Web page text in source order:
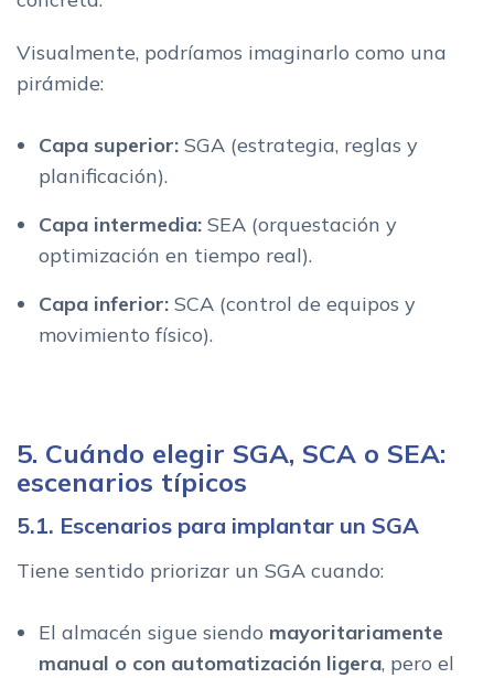
Visualmente, podríamos imaginarlo como una
pirámide:
Capa superior: SGA (estrategia, reglas y
planificación).
Capa intermedia: SEA (orquestación y
optimización en tiempo real).
Capa inferior: SCA (control de equipos y
movimiento físico).
5. Cuándo elegir SGA, SCA o SEA:
escenarios típicos
5.1. Escenarios para implantar un SGA
Tiene sentido priorizar un SGA cuando:
El almacén sigue siendo mayoritariamente
manual o con automatización ligera, pero el